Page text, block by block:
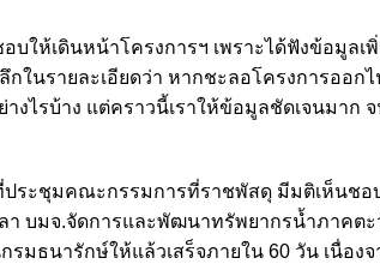
อบให้เดินหน้าโครงการฯ เพราะได้ฟังข้อมูล
กในรายละเอียดว่า หากชะลอโครงการออก
างไรบ้าง แต่คราวนี้เราให้ข้อมูลชัดเจนมาก
ประชุมคณะกรรมการที่ราชพัสดุ มีมติเห็นชอ
า บมจ.จัดการและพัฒนาทรัพยากรน้ำภาคต
มธนารักษ์ให้แล้วเสร็จภายใน 60 วัน เนื่อ